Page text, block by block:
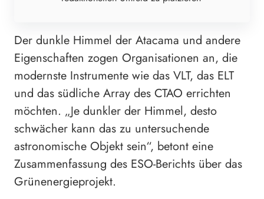
Der dunkle Himmel der Atacama und andere
Eigenschaften zogen Organisationen an, die
modernste Instrumente wie das VLT, das ELT
und das südliche Array des CTAO errichten
möchten. „Je dunkler der Himmel, desto
schwächer kann das zu untersuchende
astronomische Objekt sein“, betont eine
Zusammenfassung des ESO-Berichts über das
Grünenergieprojekt.